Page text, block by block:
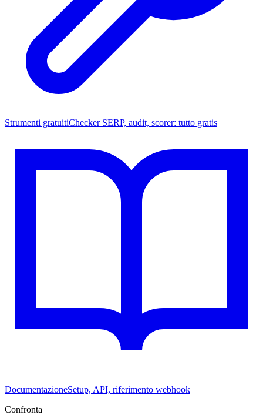
Strumenti gratuitiChecker SERP, audit, scorer: tutto gratis
DocumentazioneSetup, API, riferimento webhook
Confronta